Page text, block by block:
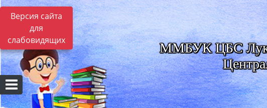
Версия сайта
для
слабовидящих
ММБУК ЦБС